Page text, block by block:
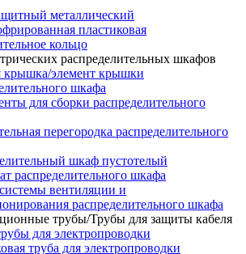
металлический
пластиковая
кольцо
распределительных шкафов
крышка/элемент крышки
шкафа
для сборки распределительного
перегородка распределительного
шкаф пустотелый
распределительного шкафа
вентиляции и
распределительного шкафа
трубы/Трубы для защиты кабеля
для электропроводки
труба для электропроводки